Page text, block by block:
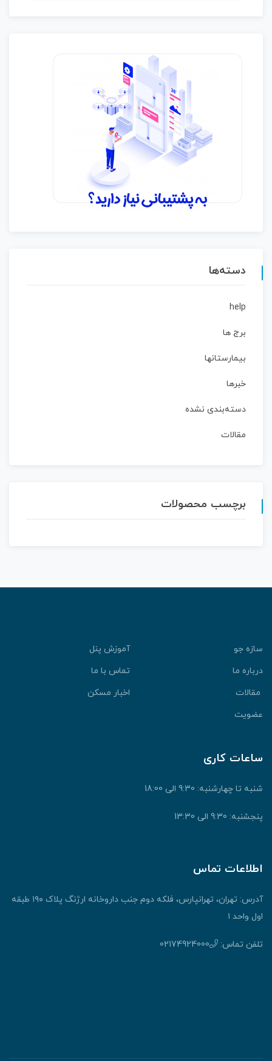
دسته‌ها
help
برج ها
بیمارستانها
خبرها
دسته‌بندی نشده
مقالات
برچسب محصولات
سازه جو
آموزش پنل
درباره ما
تماس با ما
مقالات
اخبار مسکن
عضویت
ساعات کاری
شنبه تا چهارشنبه: 9:30 الی 18:00
پنجشنبه: 9:30 الی 13:30
اطلاعات تماس
آدرس: تهران، تهرانپارس، فلکه دوم جنب داروخانه ارژنگ پلاک ۱۹۰ طبقه
اول واحد ۱
تلفن تماس: 02174924000